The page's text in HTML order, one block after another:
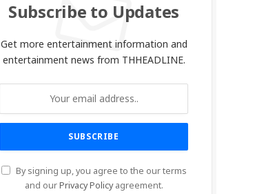
Subscribe to Updates
Get more entertainment information and
entertainment news from THHEADLINE.
By signing up, you agree to the our terms
and ourPrivacy Policyagreement.